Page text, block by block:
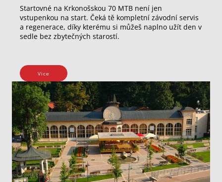
Startovné na Krkonošskou 70 MTB není jen
vstupenkou na start. Čeká tě kompletní závodní servis
a regenerace, díky kterému si můžeš naplno užít den v
sedle bez zbytečných starostí.
Vice